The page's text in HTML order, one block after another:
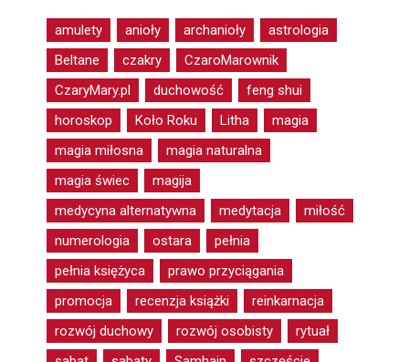
amulety anioły archanioły
astrologia
Beltane
czakry
CzaroMarownik
CzaryMary.pl
duchowość
feng shui
horoskop
Koło Roku Litha
magia
magia miłosna
magia naturalna
magia świec
magija
medycyna alternatywna
medytacja
miłość
numerologia
ostara
pełnia
pełnia księżyca
prawo przyciągania
promocja
recenzja książki
reinkarnacja
rozwój duchowy
rozwój osobisty
rytuał